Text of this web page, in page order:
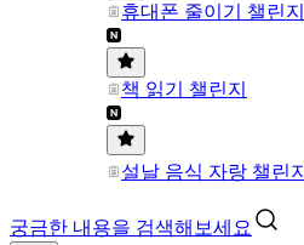
휴대폰 줄이기 챌린지
책 읽기 챌린지
설날 음식 자랑 챌린지
궁금한 내용을 검색해보세요